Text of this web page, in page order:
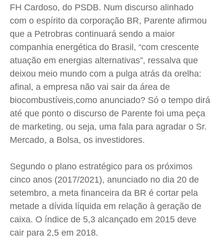
Jr Mignone (in memorian)
Wanda Sily
Publicidade Legal
Anuncie
Quem Somos
Expediente
Contato
Anuncie
Termos de Uso
Jr Mignone (in memorian)
Wanda Sily
Publicidade Legal
Anuncie
Quem Somos
Expediente
Contato
Anuncie
Termos de Uso
Jr Mignone (in memorian)
Wanda Sily
Publicidade Legal
Anuncie
Quem Somos
Expediente
Contato
Anuncie
Termos de Uso
Jr Mignone (in memorian)
Wanda Sily
Publicidade Legal
Anuncie
Quem Somos
Expediente
Contato
Anuncie
Termos de Uso
FH Cardoso, do PSDB. Num discurso alinhado
com o espírito da corporação BR, Parente afirmou
que a Petrobras continuará sendo a maior
companhia energética do Brasil, “com crescente
atuação em energias alternativas”, ressalva que
deixou meio mundo com a pulga atrás da orelha:
afinal, a empresa não vai sair da área de
biocombustíveis,como anunciado? Só o tempo dirá
até que ponto o discurso de Parente foi uma peça
de marketing, ou seja, uma fala para agradar o Sr.
Mercado, a Bolsa, os investidores.
Segundo o plano estratégico para os próximos
cinco anos (2017/2021), anunciado no dia 20 de
setembro, a meta financeira da BR é cortar pela
metade a dívida líquida em relação à geração de
caixa. O índice de 5,3 alcançado em 2015 deve
cair para 2,5 em 2018.